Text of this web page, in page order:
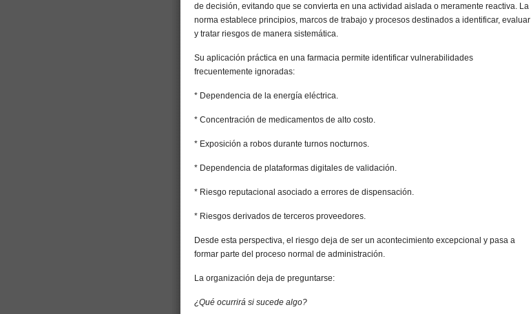
de decisión, evitando que se convierta en una actividad aislada o meramente reactiva. La
norma establece principios, marcos de trabajo y procesos destinados a identificar, evaluar
y tratar riesgos de manera sistemática.
Su aplicación práctica en una farmacia permite identificar vulnerabilidades
frecuentemente ignoradas:
* Dependencia de la energía eléctrica.
* Concentración de medicamentos de alto costo.
* Exposición a robos durante turnos nocturnos.
* Dependencia de plataformas digitales de validación.
* Riesgo reputacional asociado a errores de dispensación.
* Riesgos derivados de terceros proveedores.
Desde esta perspectiva, el riesgo deja de ser un acontecimiento excepcional y pasa a
formar parte del proceso normal de administración.
La organización deja de preguntarse:
¿Qué ocurrirá si sucede algo?